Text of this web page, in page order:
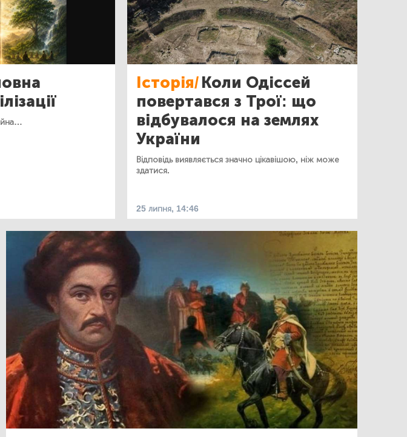
Історія/Коли Одіссей
повертався з Трої: що
відбувалося на землях
України
Відповідь виявляється значно цікавішою, ніж може
здатися.
25 липня, 14:46